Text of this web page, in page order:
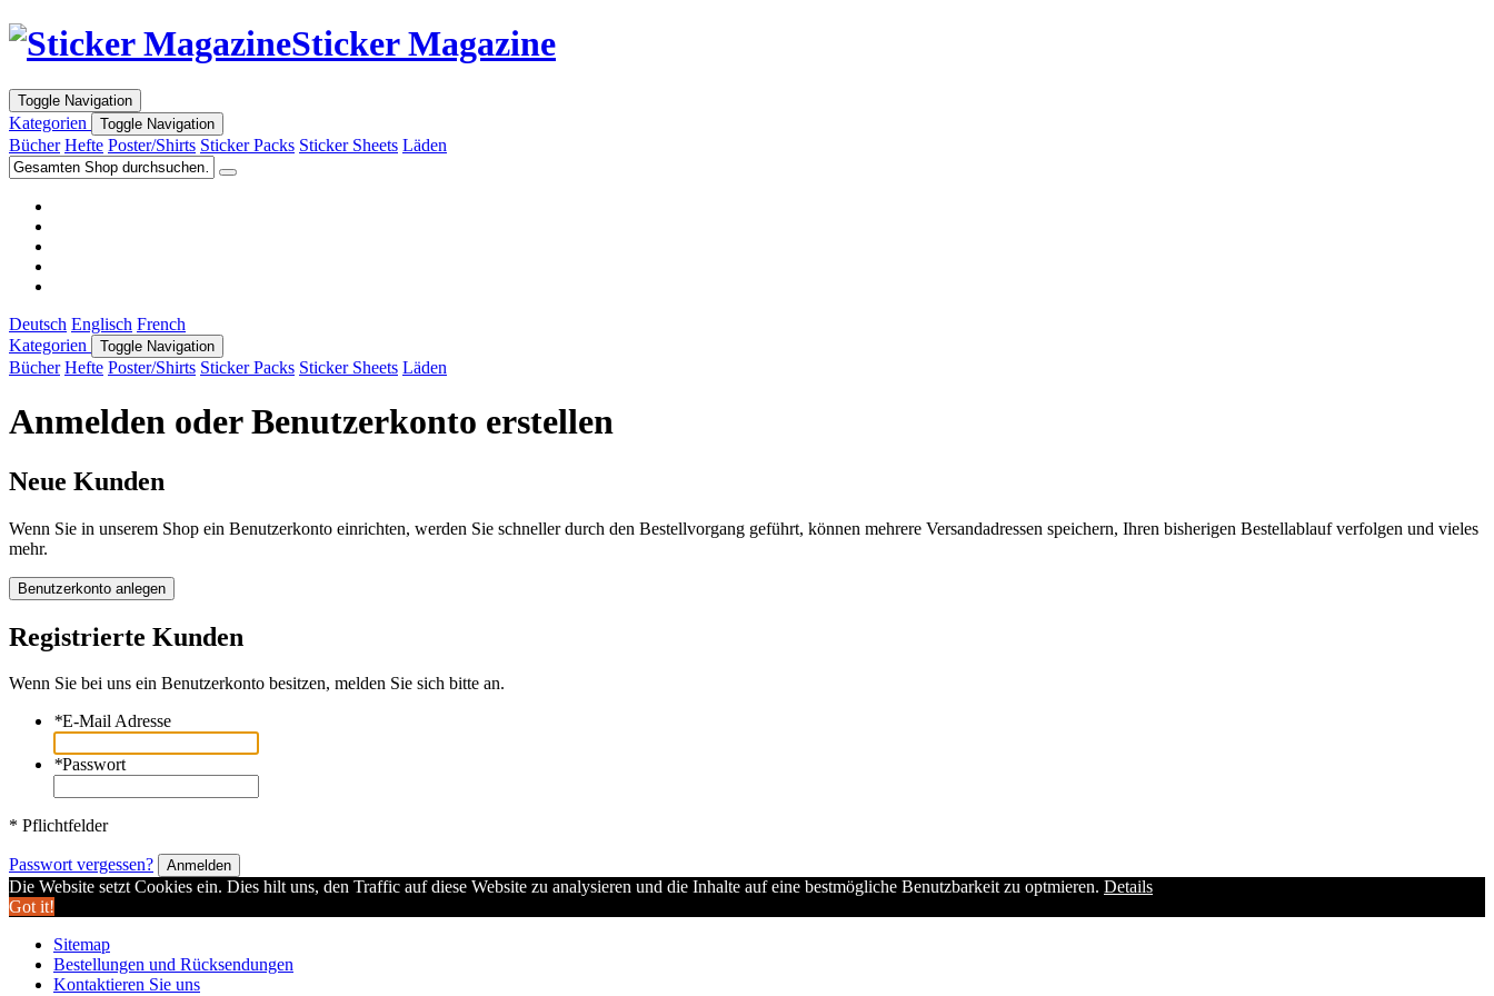
Sticker Magazine
Toggle Navigation
Kategorien Toggle Navigation
Bücher Hefte Poster/Shirts Sticker Packs Sticker Sheets Läden
Deutsch Englisch French
Kategorien
Toggle Navigation
Bücher Hefte Poster/Shirts Sticker Packs Sticker Sheets Läden
Anmelden oder Benutzerkonto erstellen
Neue Kunden
Wenn Sie in unserem Shop ein Benutzerkonto einrichten, werden Sie schneller durch den Bestellvorgang geführt, können mehrere Versandadressen speichern, Ihren bisherigen Bestellablauf verfolgen und vieles
mehr.
Benutzerkonto anlegen
Registrierte Kunden
Wenn Sie bei uns ein Benutzerkonto besitzen, melden Sie sich bitte an.
*E-Mail Adresse
*Passwort
* Pflichtfelder
Passwort vergessen? Anmelden
Die Website setzt Cookies ein. Dies hilt uns, den Traffic auf diese Website zu analysieren und die Inhalte auf eine bestmögliche Benutzbarkeit zu optmieren. Details
Got it!
Sitemap
Bestellungen und Rücksendungen
Kontaktieren Sie uns